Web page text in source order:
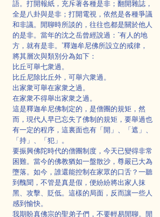
語。打開報紙，充斥著各種是非；翻開雜誌，
全是八卦與是非；打開電視，依然是各種爭議
和非議。閒聊時所談的，往往也都是關於他人
的是非。當年的沈之岳曾經說過：“有人的地
方，就有是非。”釋迦牟尼佛所設立的戒律，
將其層次與類別分為如下：
比丘可舉七衆過。
比丘尼除比丘外，可舉六衆過。
出家衆可舉在家衆之過。
在家衆不得舉出家衆之過。
這是釋迦牟尼佛制定的，是僧團的規矩，然
而，現代人早已忘失了佛制的規矩，要舉過也
有一定的程序，這裏面也有「開」、「遮」、
「持」、「犯」。
要振興佛陀時代的僧團制度，今天已變得非常
困難。當今的佛教猶如一盤散沙，尊嚴已大為
墮落。如今，誰還能控制在家眾的口舌？一聽
到醜聞，不管是真是假，便紛紛將出家人抹
黑、攻擊、貶低。這樣的局面，反而讓一些人
感到愉快。
我期盼真佛宗的聖弟子們，不要輕易閒聊。閒